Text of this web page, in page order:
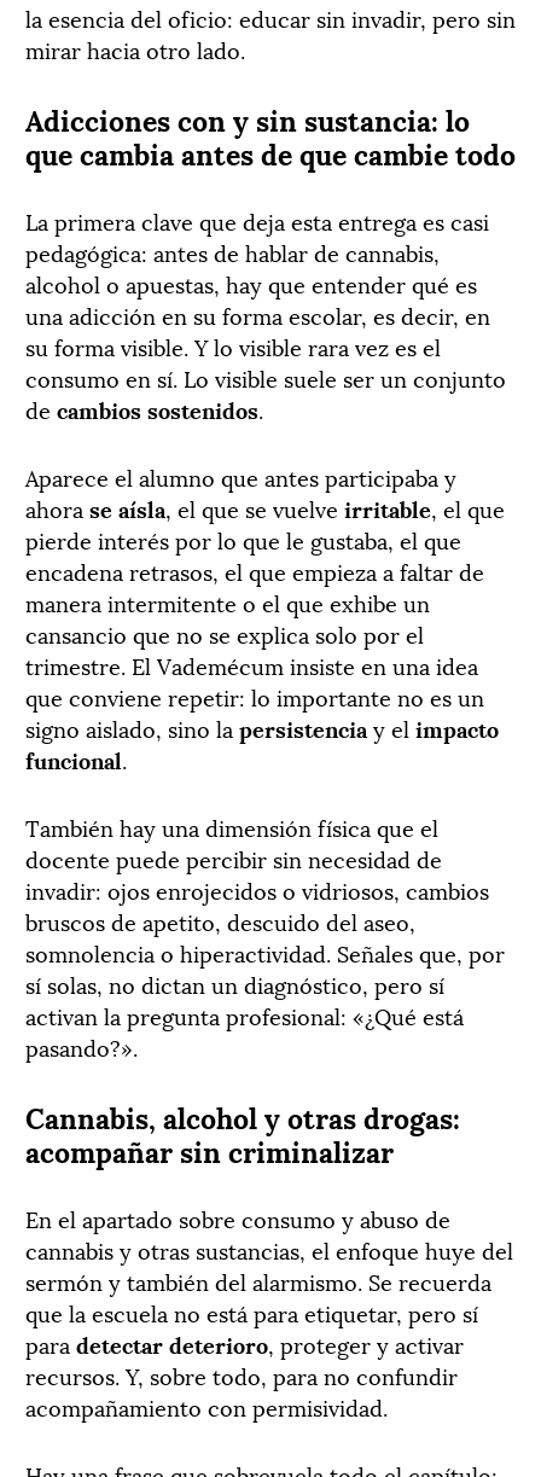
la esencia del oficio: educar sin invadir, pero sin
mirar hacia otro lado.
Adicciones con y sin sustancia: lo
que cambia antes de que cambie todo
La primera clave que deja esta entrega es casi
pedagógica: antes de hablar de cannabis,
alcohol o apuestas, hay que entender qué es
una adicción en su forma escolar, es decir, en
su forma visible. Y lo visible rara vez es el
consumo en sí. Lo visible suele ser un conjunto
de cambios sostenidos.
Aparece el alumno que antes participaba y
ahora se aísla, el que se vuelve irritable, el que
pierde interés por lo que le gustaba, el que
encadena retrasos, el que empieza a faltar de
manera intermitente o el que exhibe un
cansancio que no se explica solo por el
trimestre. El Vademécum insiste en una idea
que conviene repetir: lo importante no es un
signo aislado, sino la persistencia y el impacto
funcional.
También hay una dimensión física que el
docente puede percibir sin necesidad de
invadir: ojos enrojecidos o vidriosos, cambios
bruscos de apetito, descuido del aseo,
somnolencia o hiperactividad. Señales que, por
sí solas, no dictan un diagnóstico, pero sí
activan la pregunta profesional: «¿Qué está
pasando?».
Cannabis, alcohol y otras drogas:
acompañar sin criminalizar
En el apartado sobre consumo y abuso de
cannabis y otras sustancias, el enfoque huye del
sermón y también del alarmismo. Se recuerda
que la escuela no está para etiquetar, pero sí
para detectar deterioro, proteger y activar
recursos. Y, sobre todo, para no confundir
acompañamiento con permisividad.